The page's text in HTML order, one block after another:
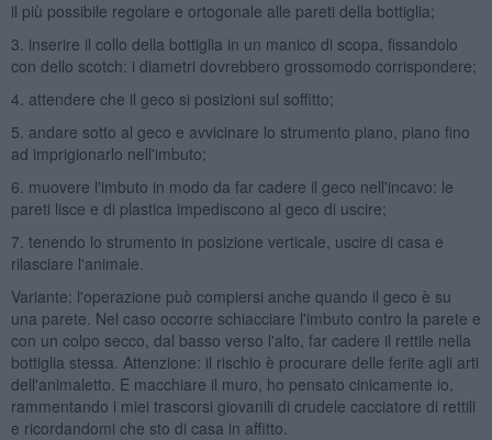
il più possibile regolare e ortogonale alle pareti della bottiglia;
3. inserire il collo della bottiglia in un manico di scopa, fissandolo
con dello scotch: i diametri dovrebbero grossomodo corrispondere;
4. attendere che il geco si posizioni sul soffitto;
5. andare sotto al geco e avvicinare lo strumento piano, piano fino
ad imprigionarlo nell'imbuto;
6. muovere l'imbuto in modo da far cadere il geco nell'incavo: le
pareti lisce e di plastica impediscono al geco di uscire;
7. tenendo lo strumento in posizione verticale, uscire di casa e
rilasciare l'animale.
Variante: l'operazione può compiersi anche quando il geco è su
una parete. Nel caso occorre schiacciare l'imbuto contro la parete e
con un colpo secco, dal basso verso l'alto, far cadere il rettile nella
bottiglia stessa. Attenzione: il rischio è procurare delle ferite agli arti
dell'animaletto. E macchiare il muro, ho pensato cinicamente io,
rammentando i miei trascorsi giovanili di crudele cacciatore di rettili
e ricordandomi che sto di casa in affitto.